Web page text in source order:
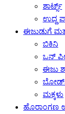
ಶಾರ್ಟ್ಸ್
ಉದ್ದ
ಈಜುಡುಗೆ
ಬಿಕಿನಿ
ಒನ್
ಈಜು
ಮಕ್ಕಳು
ಹೊರಾಂಗಣ